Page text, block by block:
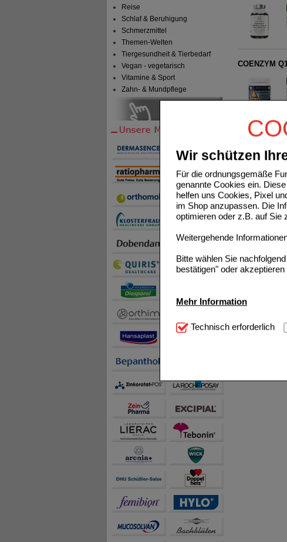
Wir schützen
Für die ordnungsgemäße
genannte Cookies ein.
helfen uns Cookies, Pixel
im Shop anzupassen. Die
optimieren oder z.B. auf Sie
Weitergehende
Bitte wählen Sie
bestätigen" oder
Mehr Information
Technisch Notwendig:
notwendig sind (z.B.
Diese Cookies
beispielsweise für die
Inhalte anzuzeigen und
Statistik & Tracking:
auch die Werbung auf
teilweise an Dritte wie z.B.
Technisch erforderlich
Reise
Schlaf & Beruhigung
Schmerzmittel
Themen-Welten
Tiergesundheit & Tierbedarf
Vegan - vegetarisch
Vitamine & Sport
Zahn- & Mundpflege
COENZYM